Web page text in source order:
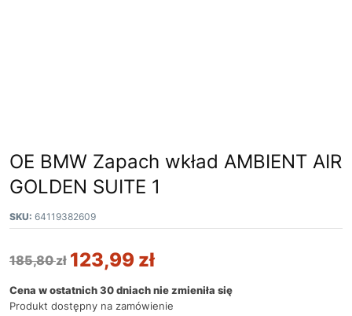
OE BMW Zapach wkład AMBIENT AIR
GOLDEN SUITE 1
SKU: 64119382609
185,80zł 123,99 zł
Cena w ostatnich 30 dniach nie zmieniła się
Produkt dostępny na zamówienie